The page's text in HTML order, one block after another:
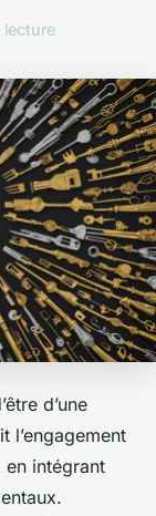
lecture
d’une
l’engagement
intégrant